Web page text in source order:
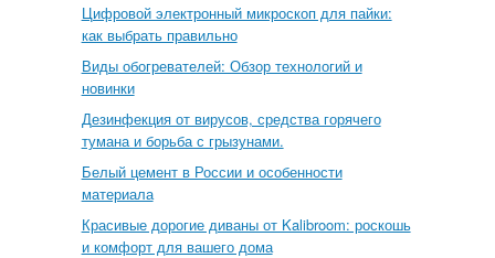
Цифровой электронный микроскоп для пайки:
как выбрать правильно
Виды обогревателей: Обзор технологий и
новинки
Дезинфекция от вирусов, средства горячего
тумана и борьба с грызунами.
Белый цемент в России и особенности
материала
Красивые дорогие диваны от Kalibroom: роскошь
и комфорт для вашего дома